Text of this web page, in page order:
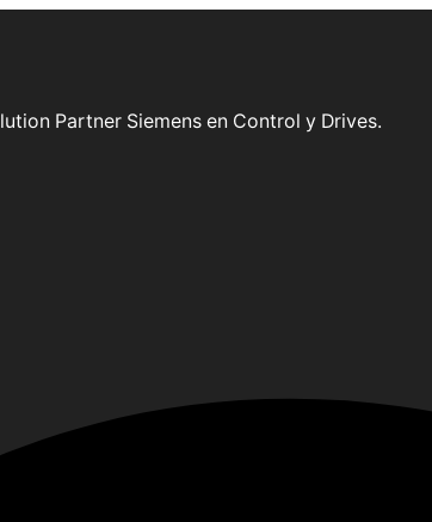
Partner Siemens en Control y Drives.